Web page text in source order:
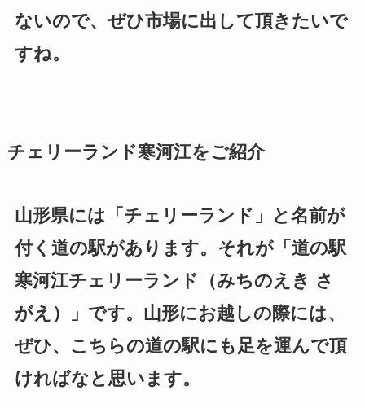
ないので、ぜひ市場に出して頂きたいで
すね。
チェリーランド寒河江をご紹介
山形県には「チェリーランド」と名前が
付く道の駅があります。それが「道の駅
寒河江チェリーランド（みちのえき さ
がえ）」です。山形にお越しの際には、
ぜひ、こちらの道の駅にも足を運んで頂
ければなと思います。